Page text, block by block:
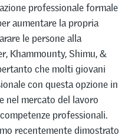
professionale formale
aumentare la propria
le persone alla
Khammounty, Shimu, &
che molti giovani
con questa opzione in
nel mercato del lavoro
professionali.
recentemente dimostrato